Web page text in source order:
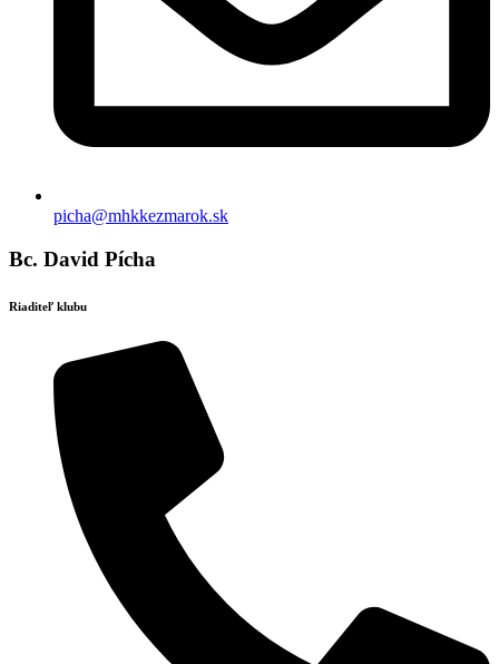
picha@mhkkezmarok.sk
Bc. David Pícha
Riaditeľ klubu